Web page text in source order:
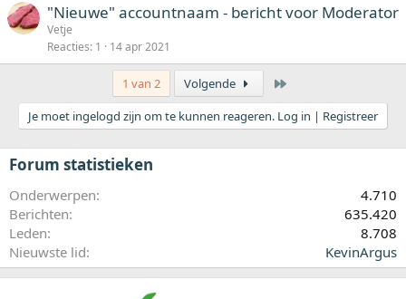
"Nieuwe" accountnaam - bericht voor Moderator
Vetje
Reacties 1 14 apr 2021
1 van 2 Volgende
Je moet ingelogd zijn om te kunnen reageren. Log in | Registreer
Forum statistieken
Onderwerpen
4.710
Berichten
635.420
Leden
8.708
Nieuwste lid
KevinArgus